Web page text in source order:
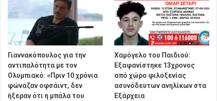
Γιαννακόπουλος για την
αντιπαλότητα με τον
Ολυμπιακό: «Πριν 10 χρόνια
φώναζαν οφσάιντ, δεν
ήξεραν ότι η μπάλα του
Χαμόγελο του Παιδιού:
Εξαφανίστηκε 13χρονος
από χώρο φιλοξενίας
ασυνόδευτων ανηλίκων στα
Εξάρχεια